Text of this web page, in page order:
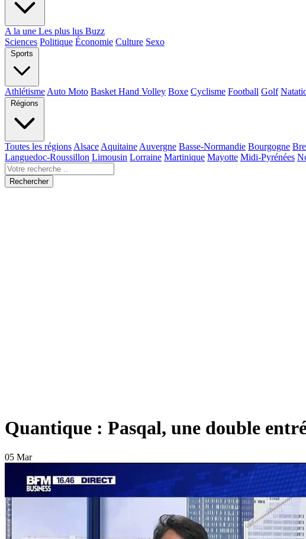
A la une Les plus lus Buzz
Sciences Politique Économie Culture Sexo
Sports
Athlétisme Auto Moto Basket Hand Volley Boxe Cyclisme Football Golf
Régions
Toutes les régions Alsace Aquitaine Auvergne Basse-Normandie Bourgogne
Languedoc-Roussillon Limousin Lorraine Martinique Mayotte Midi-Pyrénées
Rechercher
Quantique : Pasqal, une double
05 Mar